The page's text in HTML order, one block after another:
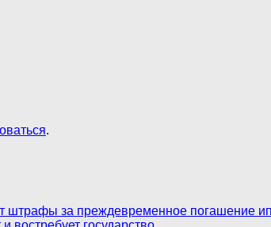
.
штрафы за преждевременное погашение